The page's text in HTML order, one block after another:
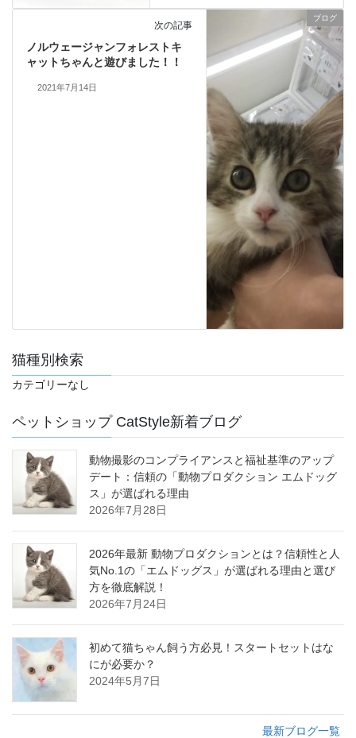
ブログ
次の記事
ノルウェージャンフォレストキ
ャットちゃんと遊びました！！
2021年7月14日
猫種別検索
カテゴリーなし
ペットショップ CatStyle新着ブログ
動物撮影のコンプライアンスと福祉基準のアップ
デート：信頼の「動物プロダクション エムドッグ
ス」が選ばれる理由
2026年7月28日
2026年最新 動物プロダクションとは？信頼性と人
気No.1の「エムドッグス」が選ばれる理由と選び
方を徹底解説！
2026年7月24日
初めて猫ちゃん飼う方必見！スタートセットはな
にが必要か？
2024年5月7日
最新ブログ一覧